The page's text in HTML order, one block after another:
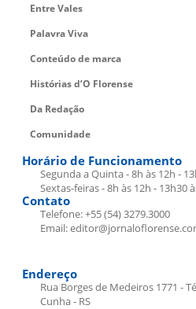
Entre Vales
Palavra Viva
Conteúdo de marca
Histórias d’O Florense
Da Redação
Comunidade
Horário de Funcionamento
Segunda a Quinta - 8h às 12h -
Sextas-feiras - 8h às 12h - 13h30
Contato
Telefone: +55 (54) 3279.3000
Email:
Endereço
Rua Borges de Medeiros 1771 -
Cunha - RS